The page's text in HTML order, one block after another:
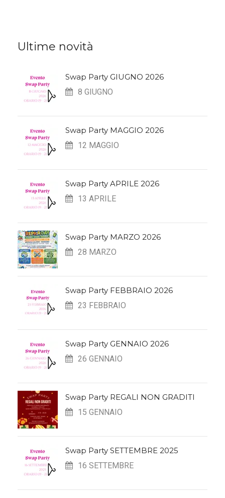
Ultime novità
Swap Party GIUGNO 2026
8 GIUGNO
Swap Party MAGGIO 2026
12 MAGGIO
Swap Party APRILE 2026
13 APRILE
Swap Party MARZO 2026
28 MARZO
Swap Party FEBBRAIO 2026
23 FEBBRAIO
Swap Party GENNAIO 2026
26 GENNAIO
Swap Party REGALI NON GRADITI
15 GENNAIO
Swap Party SETTEMBRE 2025
16 SETTEMBRE